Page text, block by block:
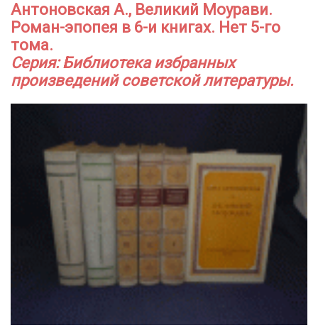
Антоновская А., Великий Моурави.
Роман-эпопея в 6-и книгах. Нет 5-го
тома.
Серия: Библиотека избранных
произведений советской литературы.